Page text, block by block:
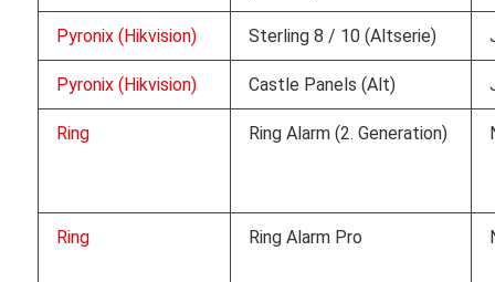
Pyronix (Hikvision) Sterling 8 / 10 (Altserie)
Pyronix (Hikvision) Castle Panels (Alt)
Ring Ring Alarm (2. Generation)
Ring Ring Alarm Pro